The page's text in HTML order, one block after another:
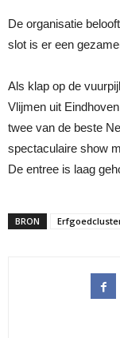
De organisatie
slot is er een
Als klap op de
Vlijmen uit
twee van de beste
spectaculaire show
De entree is laag
BRON